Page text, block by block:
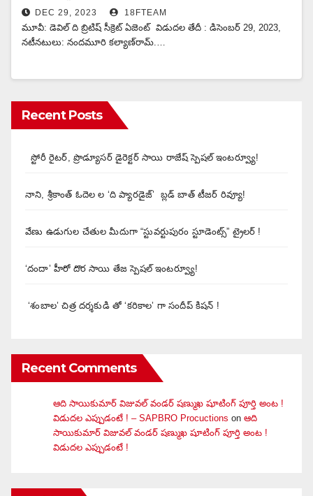
DEC 29, 2023 18FTEAM
మూవీ: డెవిల్ ది బ్రిటిష్ సీక్రెట్ ఏజెంట్ విడుదల తేదీ : డిసెంబర్ 29, 2023,
నటీనటులు: నంద‌మూరి క‌ల్యాణ్‌రామ్.…
Recent Posts
స్టోరీ రైటర్, ప్రొడ్యూసర్ డైరెక్టర్ సాయి రాజేష్ స్పెషల్ ఇంటర్వ్యూ!
నాని, శ్రీకాంత్ ఓదెల ల ‘ది ప్యారడైజ్’ బ్లడ్ బాత్ టీజర్ రివ్యూ!
వేణు ఉడుగుల చేతుల మీదుగా “స్టువర్టుపురం స్టూడెంట్స్” ట్రైలర్ !
‘దందా’ హీరో దొర సాయి తేజ స్పెషల్ ఇంటర్వ్యూ!
‘శంబాల’ చిత్ర దర్శకుడి తో ‘కరికాల’ గా సందీప్ కిషన్ !
Recent Comments
ఆది సాయికుమార్ విజువ‌ల్ వండ‌ర్ ష‌ణ్ముఖ షూటింగ్ పూర్తి అంట !
విడుదల ఎప్పుడంటే ! – SAPBRO Procuctions on ఆది
సాయికుమార్ విజువ‌ల్ వండ‌ర్ ష‌ణ్ముఖ షూటింగ్ పూర్తి అంట !
విడుదల ఎప్పుడంటే !